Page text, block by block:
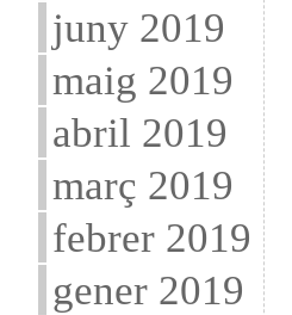
juny 2019
maig 2019
abril 2019
març 2019
febrer 2019
gener 2019